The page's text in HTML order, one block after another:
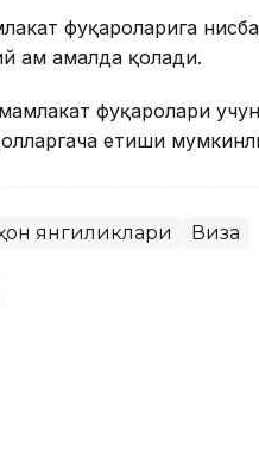
фуқароларига
ҳам амалда қолади.
фуқаролари
етиши
янгиликлари Виза